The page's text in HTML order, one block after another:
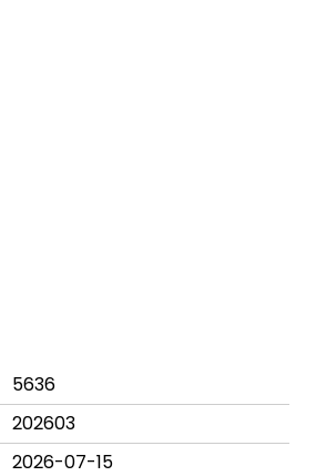
5636
202603
2026-07-15